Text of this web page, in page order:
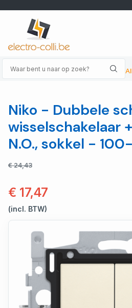
Niko - Dubbele
wisselschakelaar
N.O., sokkel -
€ 24,43
€ 17,47
(incl. BTW)